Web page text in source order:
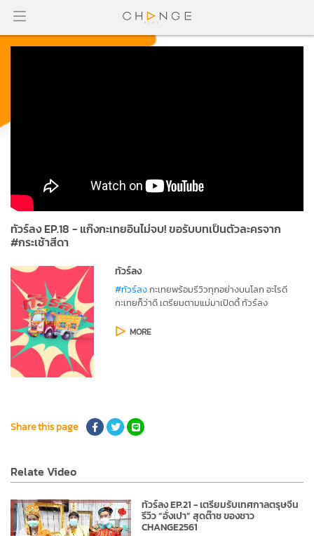
ทัวร์ลง EP.18 - แก๊งกะเทยอินไม่จบ! ขอรับบทเป็นตัวละครจาก
#กระเช้าสีดา
ทัวร์ลง
#ทัวร์ลงกะเทยพร้อมรีวิวทุกอย่างบนโลก อะไรดี
กะเทยก็ว่าดี เตรียมตามแม่มาเปิดตี้ ทัวร์ลง
MORE
Share this page
Relate Video
ทัวร์ลง EP.21 - เตรียมรับเทศกาลตรุษจีน
รีวิว “อั่งเปา” สุดต๊าช ของชาว
CHANGE2561